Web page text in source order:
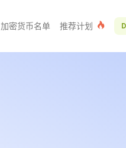
加密货币名单 推荐计划